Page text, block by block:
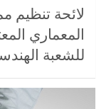
لائحة تنظيم
المعماري
للشعبة الهندسة